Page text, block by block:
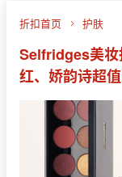
折扣首页 护肤
Selfridges美妆
红、娇韵诗超